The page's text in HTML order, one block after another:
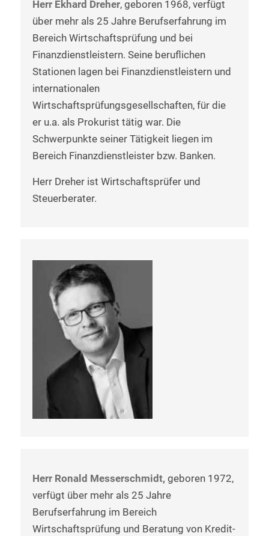
Herr Ekhard Dreher, geboren 1968, verfügt
über mehr als 25 Jahre Berufserfahrung im
Bereich Wirtschaftsprüfung und bei
Finanzdienstleistern. Seine beruflichen
Stationen lagen bei Finanzdienstleistern und
internationalen
Wirtschaftsprüfungsgesellschaften, für die
er u.a. als Prokurist tätig war. Die
Schwerpunkte seiner Tätigkeit liegen im
Bereich Finanzdienstleister bzw. Banken.
Herr Dreher ist Wirtschaftsprüfer und
Steuerberater.
Herr Ronald Messerschmidt,geboren 1972,
verfügt über mehr als 25 Jahre
Berufserfahrung im Bereich
Wirtschaftsprüfung und Beratung von Kredit-